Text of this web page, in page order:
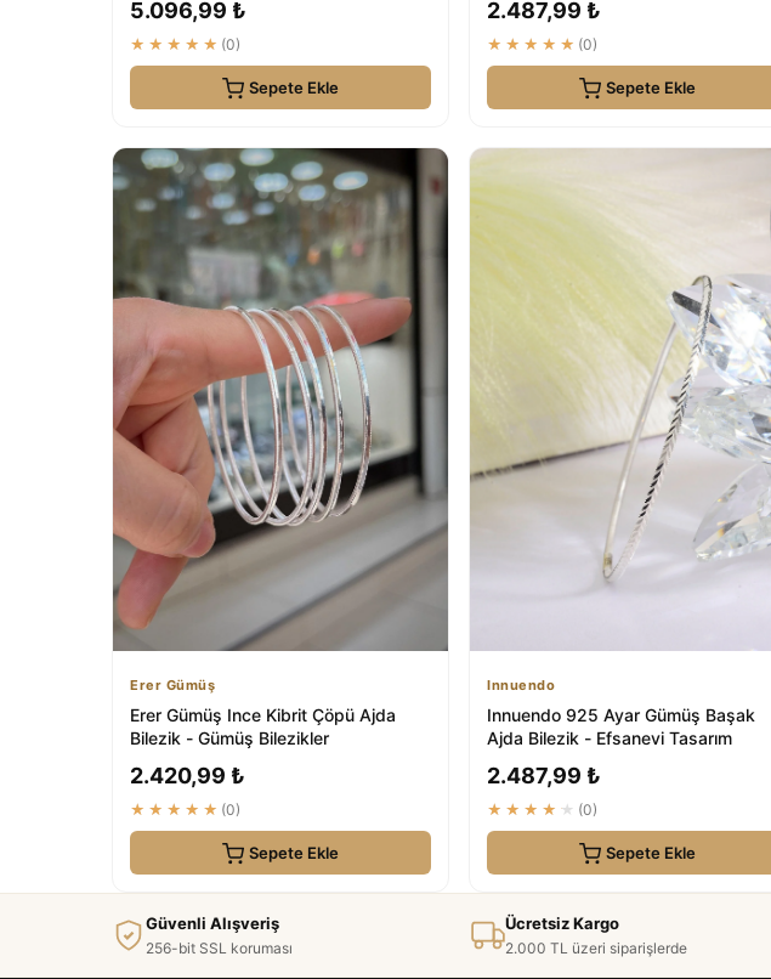
5.096,99 ₺
★★★★★ (0)
Sepete Ekle
2.487,99 ₺
★★★★★ (0)
Sepete Ekle
Erer Gümüş
Erer Gümüş Ince Kibrit Çöpü Ajda
Bilezik - Gümüş Bilezikler
2.420,99 ₺
★★★★★ (0)
Sepete Ekle
Innuendo
Innuendo 925 Ayar Gümüş Başak
Ajda Bilezik - Efsanevi Tasarım
2.487,99 ₺
★★★★★ (0)
Sepete Ekle
Güvenli Alışveriş
256-bit SSL koruması
Ücretsiz Kargo
2.000 TL üzeri siparişlerde